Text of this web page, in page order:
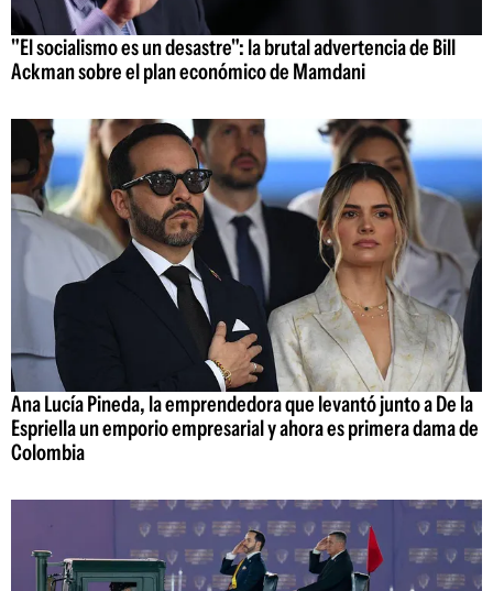
"El socialismo es un desastre": la brutal advertencia de Bill
Ackman sobre el plan económico de Mamdani
Ana Lucía Pineda, la emprendedora que levantó junto a De la
Espriella un emporio empresarial y ahora es primera dama de
Colombia